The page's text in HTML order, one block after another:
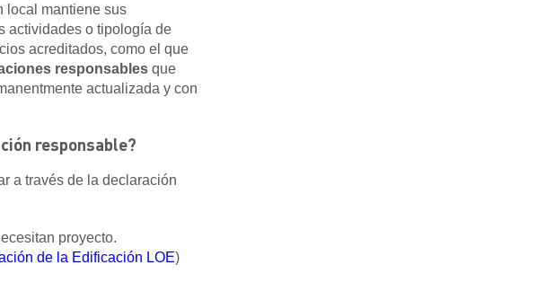
local mantiene sus
actividades o tipología de
acreditados, como el que
responsables que
actualizada y con
responsable?
a través de la declaración
proyecto.
de la Edificación LOE)